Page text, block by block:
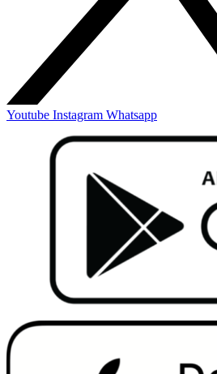
Youtube Instagram Whatsapp